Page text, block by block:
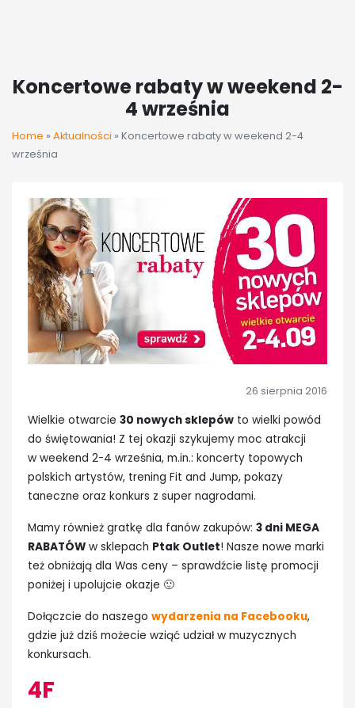
Koncertowe rabaty w weekend 2-
4 września
Home » Aktualności » Koncertowe rabaty w weekend 2-4
września
26 sierpnia 2016
Wielkie otwarcie 30 nowych sklepów to wielki powód
do świętowania! Z tej okazji szykujemy moc atrakcji
w weekend 2-4 września, m.in.: koncerty topowych
polskich artystów, trening Fit and Jump, pokazy
taneczne oraz konkurs z super nagrodami.
Mamy również gratkę dla fanów zakupów: 3 dni MEGA
RABATÓW w sklepach Ptak Outlet! Nasze nowe marki
też obniżają dla Was ceny – sprawdźcie listę promocji
poniżej i upolujcie okazje 🙂
Dołączcie do naszego wydarzenia na Facebooku,
gdzie już dziś możecie wziąć udział w muzycznych
konkursach.
4F